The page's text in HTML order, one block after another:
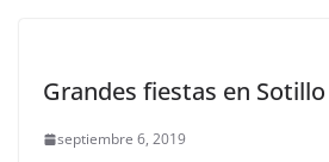
Grandes fiestas en Sotillo
septiembre 6, 2019